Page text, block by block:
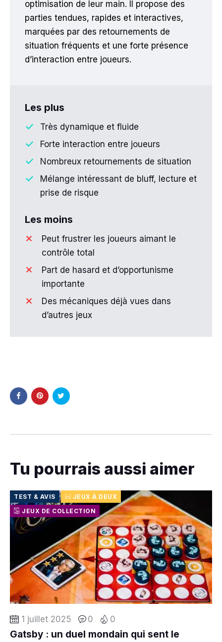
optimisation de leur main. Il propose des
parties tendues, rapides et interactives,
marquées par des retournements de
situation fréquents et une forte présence
d’interaction entre joueurs.
Les plus
Très dynamique et fluide
Forte interaction entre joueurs
Nombreux retournements de situation
Mélange intéressant de bluff, lecture et
prise de risque
Les moins
Peut frustrer les joueurs aimant le
contrôle total
Part de hasard et d’opportunisme
importante
Des mécaniques déjà vues dans
d’autres jeux
Tu pourrais aussi aimer
TEST & AVIS
JEUX À DEUX
JEUX DE COLLECTION
1 juillet 2025 0 0
Gatsby : un duel mondain qui sent le